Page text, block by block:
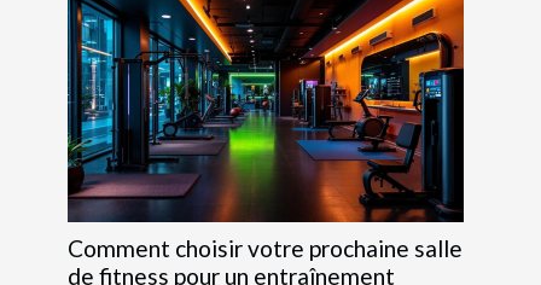
Comment choisir votre prochaine salle
de fitness pour un entraînement